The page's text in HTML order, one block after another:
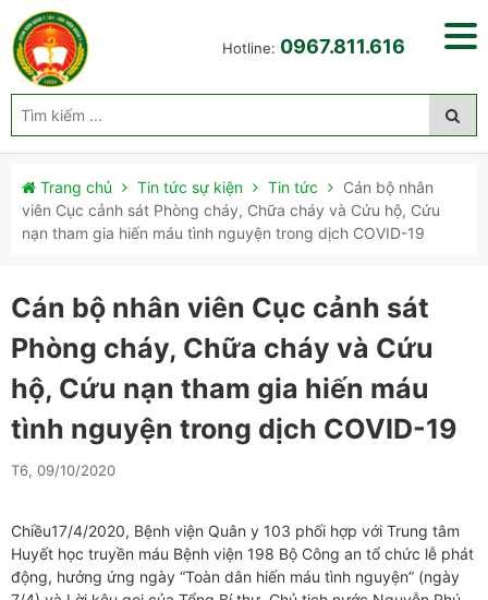
Hotline: 0967.811.616
Trang chủ Tin tức sự kiện Tin tức
Cán bộ nhân
viên Cục cảnh sát Phòng cháy, Chữa cháy và Cứu hộ, Cứu
nạn tham gia hiến máu tình nguyện trong dịch COVID-19
Cán bộ nhân viên Cục cảnh sát
Phòng cháy, Chữa cháy và Cứu
hộ, Cứu nạn tham gia hiến máu
tình nguyện trong dịch COVID-19
T6, 09/10/2020
Chiều17/4/2020, Bệnh viện Quân y 103 phối hợp với Trung tâm
Huyết học truyền máu Bệnh viện 198 Bộ Công an tổ chức lễ phát
động, hưởng ứng ngày “Toàn dân hiến máu tình nguyện” (ngày